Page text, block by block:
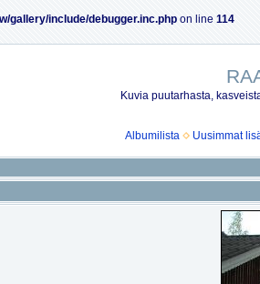
gallery/include/debugger.inc.php on line 114
Kuvia puutarhasta,
Albumilista
Uusimmat